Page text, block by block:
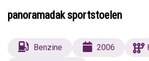
panoramadak sportstoelen
Benzine 2006